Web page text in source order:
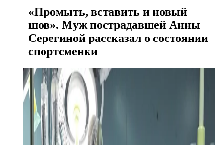
«Промыть, вставить и новый
шов». Муж пострадавшей Анны
Серегиной рассказал о состоянии
спортсменки